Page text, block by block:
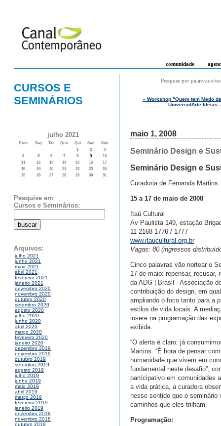
comunidade
CURSOS E
SEMINÁRIOS
julho 2021
Dom Seg Ter Qua Qui Sex
Sab
1
2
3
4
5 6 7 8 9
10
11
12 13 14 15 16
17
18
19 20 21 22 23
24
25
26 27 28 29 30 31
Pesquise em
Cursos e Seminários:
Arquivos:
julho 2021
junho 2021
maio 2021
abril 2021
fevereiro 2021
janeiro 2021
dezembro 2020
novembro 2020
outubro 2020
setembro 2020
agosto 2020
julho 2020
junho 2020
abril 2020
março 2020
fevereiro 2020
janeiro 2020
dezembro 2019
novembro 2019
outubro 2019
setembro 2019
agosto 2019
julho 2019
junho 2019
maio 2019
abril 2019
março 2019
fevereiro 2019
janeiro 2019
dezembro 2018
novembro 2018
outubro 2018
Pesquise por palavras e/
« Workshop "Quem tem Medo
UniversidArte Idéias
maio 1, 2008
Seminário Design e
Seminário Design e
Curadoria de Fernanda Martins
15 a 17 de maio de 2008
Itaú Cultural
Av Paulista 149, estação
11-2168-1776 / 1777
www.itaucultural.org.br
Vagas: 80 (ingressos
Cinco palavras vão nortear o
17 de maio: repensar, recusar,
da ADG | Brasil - Associação
contribuição do design, em
ampliando o foco tanto para a
estilos de vida locais. A
insere na programação das
exibida.
“O alerta é claro: já
Martins. “É hora de pensar
humanidade que vivem em
fundamental neste desafio”,
participativo em comunidades
a vida prática, a curadora
nesse sentido que o seminário
caminhos que eles trilham.
Programação: